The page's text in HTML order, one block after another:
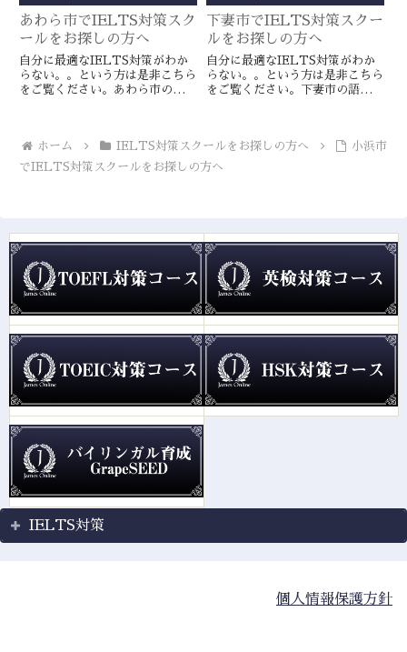
あわら市でIELTS対策スク
ールをお探しの方へ
自分に最適なIELTS対策がわか
らない。。という方は是非こちら
をご覧ください。あわら市の語学
外留学や移住をお考えの方や国内
大学受験を有利に進めたい方に是
下妻市でIELTS対策スクー
ルをお探しの方へ
自分に最適なIELTS対策がわか
らない。。という方は是非こちら
をご覧ください。下妻市の語学ス
留学や移住をお考えの方や国内大
学受験を有利に進めたい方に是
ホーム IELTS対策スクールをお探しの方へ
小浜市
でIELTS対策スクールをお探しの方へ
IELTS対策
個人情報保護方針